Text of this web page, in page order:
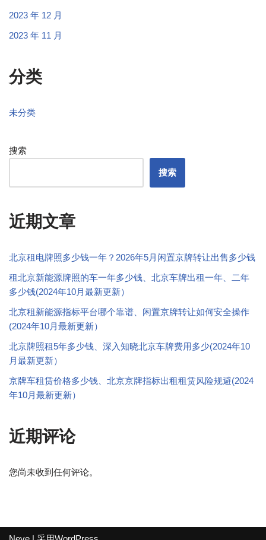
2023 年 12 月
2023 年 11 月
分类
未分类
搜索
搜索
近期文章
北京租电牌照多少钱一年？2026年5月闲置京牌转让出售多少钱
租北京新能源牌照的车一年多少钱、北京车牌出租一年、二年
多少钱(2024年10月最新更新）
北京租新能源指标平台哪个靠谱、闲置京牌转让如何安全操作
(2024年10月最新更新）
北京牌照租5年多少钱、深入知晓北京车牌费用多少(2024年10
月最新更新）
京牌车租赁价格多少钱、北京京牌指标出租租赁风险规避(2024
年10月最新更新）
近期评论
您尚未收到任何评论。